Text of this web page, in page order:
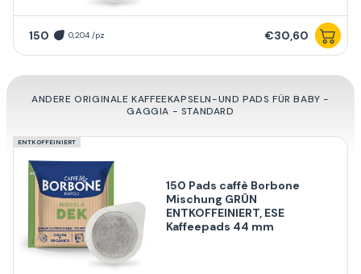
150 0,204 /pz €30,60
ANDERE ORIGINALE KAFFEEKAPSELN-UND PADS FÜR BABY -
GAGGIA - STANDARD
ENTKOFFEINIERT
150 Pads caffè Borbone
Mischung GRÜN
ENTKOFFEINIERT, ESE
Kaffeepads 44 mm